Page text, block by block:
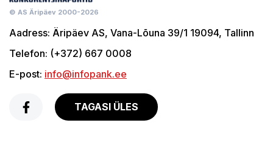
© AS Äripäev 2000-2026
Aadress: Äripäev AS, Vana-Lõuna 39/1 19094, Tallinn
Telefon: (+372) 667 0008
E-post: info@infopank.ee
TAGASI ÜLES